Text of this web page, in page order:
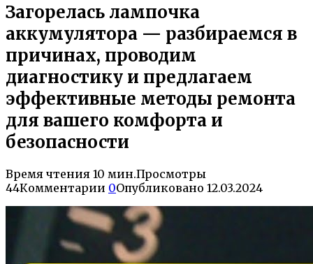
Загорелась лампочка
аккумулятора — разбираемся в
причинах, проводим
диагностику и предлагаем
эффективные методы ремонта
для вашего комфорта и
безопасности
Время чтения 10 мин.Просмотры
44Комментарии 0Опубликовано 12.03.2024